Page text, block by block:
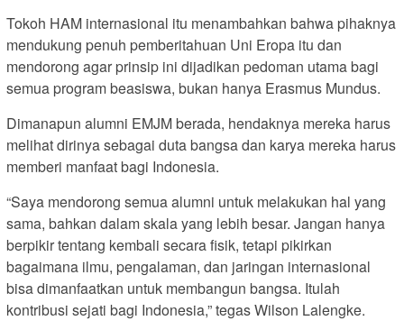
Tokoh HAM internasional itu menambahkan bahwa pihaknya
mendukung penuh pemberitahuan Uni Eropa itu dan
mendorong agar prinsip ini dijadikan pedoman utama bagi
semua program beasiswa, bukan hanya Erasmus Mundus.
Dimanapun alumni EMJM berada, hendaknya mereka harus
melihat dirinya sebagai duta bangsa dan karya mereka harus
memberi manfaat bagi Indonesia.
“Saya mendorong semua alumni untuk melakukan hal yang
sama, bahkan dalam skala yang lebih besar. Jangan hanya
berpikir tentang kembali secara fisik, tetapi pikirkan
bagaimana ilmu, pengalaman, dan jaringan internasional
bisa dimanfaatkan untuk membangun bangsa. Itulah
kontribusi sejati bagi Indonesia,” tegas Wilson Lalengke.